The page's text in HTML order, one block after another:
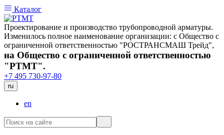
Каталог
Проектирование и производство трубопроводной арматуры.
Изменилось полное наименование организации: с Общество с
ограниченной ответственностью "РОСТРАНСМАШ Трейд",
на Общество с ограниченной ответственностью
"РТМТ".
+7 495 730-97-80
ru
en